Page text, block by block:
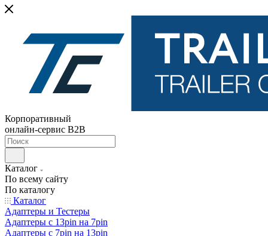
Корпоративный
онлайн-сервис B2B
Каталог
По всему сайту
По каталогу
Каталог
Адаптеры и Тестеры
Адаптеры с 13pin на 7pin
Адаптеры с 7pin на 13pin